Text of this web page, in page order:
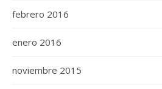
febrero 2016
enero 2016
noviembre 2015